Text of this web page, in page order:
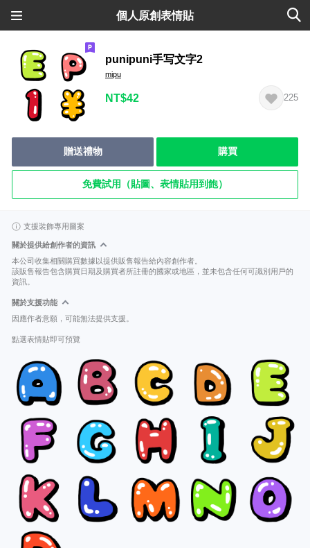
個人原創表情貼
punipuni手写文字2
mipu
NT$42 225
贈送禮物 購買
免費試用（貼圖、表情貼用到飽）
支援裝飾專用圖案
關於提供給創作者的資訊
本公司收集相關購買數據以提供販售報告給內容創作者。
該販售報告包含購買日期及購買者所註冊的國家或地區，並未包含任何可識別用戶的
資訊。
關於支援功能
因應作者意願，可能無法提供支援。
點選表情貼即可預覽